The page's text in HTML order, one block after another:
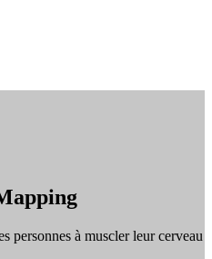
personnes à muscler leur cerveau